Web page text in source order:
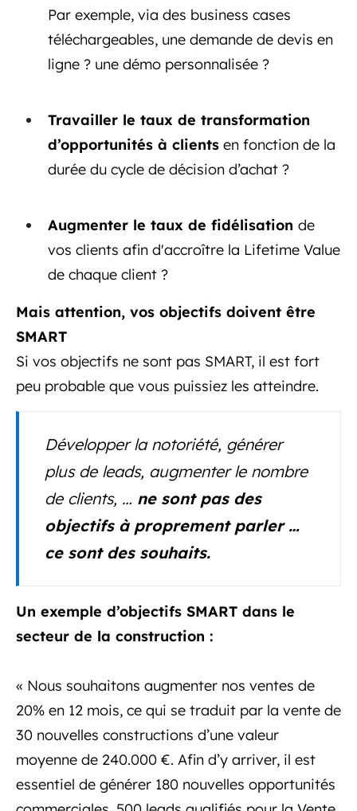
Par exemple, via des business cases
téléchargeables, une demande de devis en
ligne ? une démo personnalisée ?
Travailler le taux de transformation
d’opportunités à clients en fonction de la
durée du cycle de décision d’achat ?
Augmenter le taux de fidélisation de
vos clients afin d'accroître la Lifetime Value
de chaque client ?
Mais attention, vos objectifs doivent être
SMART
Si vos objectifs ne sont pas SMART, il est fort
peu probable que vous puissiez les atteindre.
Développer la notoriété, générer
plus de leads, augmenter le nombre
de clients, … ne sont pas des
objectifs à proprement parler …
ce sont des souhaits.
Un exemple d’objectifs SMART dans le
secteur de la construction :
« Nous souhaitons augmenter nos ventes de
20% en 12 mois, ce qui se traduit par la vente de
30 nouvelles constructions d’une valeur
moyenne de 240.000 €. Afin d’y arriver, il est
essentiel de générer 180 nouvelles opportunités